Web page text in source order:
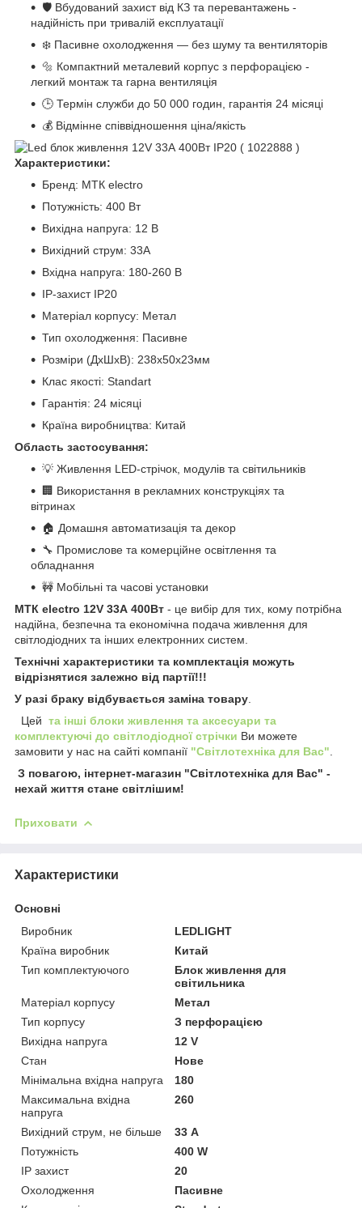
🛡 Вбудований захист від КЗ та перевантажень -
надійність при тривалій експлуатації
❄️ Пасивне охолодження — без шуму та вентиляторів
🔩 Компактний металевий корпус з перфорацією -
легкий монтаж та гарна вентиляція
🕒 Термін служби до 50 000 годин, гарантія 24 місяці
💰 Відмінне співвідношення ціна/якість
Характеристики:
Бренд: МТК electro
Потужність: 400 Вт
Вихідна напруга: 12 В
Вихідний струм: 33А
Вхідна напруга: 180-260 В
IP-захист IP20
Матеріал корпусу: Метал
Тип охолодження: Пасивне
Розміри (ДхШхВ): 238х50х23мм
Клас якості: Standart
Гарантія: 24 місяці
Країна виробництва: Китай
Область застосування:
💡 Живлення LED-стрічок, модулів та світильників
🏢 Використання в рекламних конструкціях та
вітринах
🏠 Домашня автоматизація та декор
🔧 Промислове та комерційне освітлення та
обладнання
🚧 Мобільні та часові установки
МТК electro 12V 33А 400Вт - це вибір для тих, кому потрібна
надійна, безпечна та економічна подача живлення для
світлодіодних та інших електронних систем.
Технічні характеристики та комплектація можуть
відрізнятися залежно від партії!!!
У разі браку відбувається заміна товару
Цей та інші блоки живлення та аксесуари та
комплектуючі до світлодіодної стрічки Ви можете
замовити у нас на сайті компанії "Світлотехніка для Вас"
З повагою, інтернет-магазин "Світлотехніка для Вас" -
нехай життя стане світлішим!
Приховати
Характеристики
Основні
Виробник
LEDLIGHT
Країна виробник
Китай
Тип комплектуючого
Блок живлення для
світильника
Матеріал корпусу
Метал
Тип корпусу
З перфорацією
Вихідна напруга
12 V
Стан
Нове
Мінімальна вхідна напруга
180
Максимальна вхідна
напруга
260
Вихідний струм, не більше
33 А
Потужність
400 W
IP захист
20
Охолодження
Пасивне